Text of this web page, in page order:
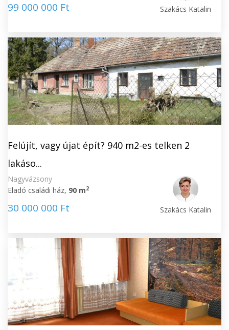
99 000 000 Ft Szakács Katalin
Felújít, vagy újat épít? 940 m2-es telken 2
lakáso...
Nagyvázsony
Eladó családi ház, 90 m2
30 000 000 Ft Szakács Katalin